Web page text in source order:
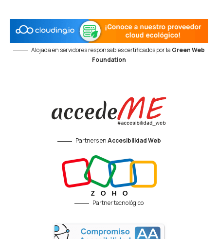
Alojada en servidores responsables certificados por la Green Web
Foundation
Partners enAccesibilidad Web
Partner tecnológico